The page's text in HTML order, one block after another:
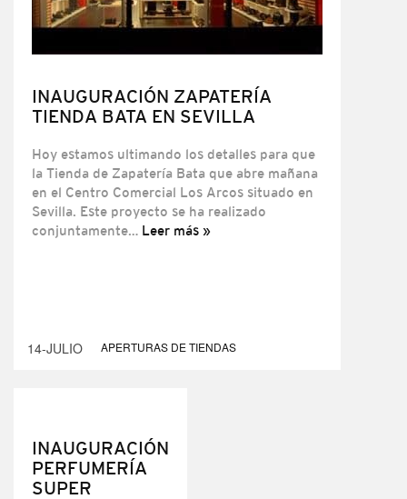
INAUGURACIÓN ZAPATERÍA
TIENDA BATA EN SEVILLA
Hoy estamos ultimando los detalles para que
la Tienda de Zapatería Bata que abre mañana
en el Centro Comercial Los Arcos situado en
Sevilla. Este proyecto se ha realizado
conjuntamente… Leer más »
14-JULIO APERTURAS DE TIENDAS
INAUGURACIÓN
PERFUMERÍA
SUPER